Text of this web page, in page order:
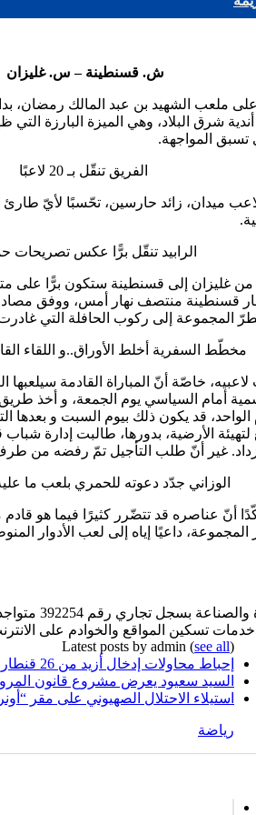
ش. قسنطينة – س. غليزان
تسبق المواجهة.
الفريق تنقّل بـ 20 لاعبًا
المدرّب، “شريف الوزاني”، التوجّه إلى قسنطينة بـ 20 لاعبًا،
الرابيد تنقّل برًّا عكس تصريحات
من غليزان إلى قسنطينة ستكون برًّا
منتصف نهار أمس، ووفق
المجموعة إلى ركوب الحافلة التي
مخطّط السفرية أخلط الأوراق..و اللقاء
خاصّة أنّ المباراة القادمة سيلعبها
و لعب مباراة رسمية أمام السياسي يوم
الواحد، قد يكون ذلك بيوم السبت و
الأرضية، بدورها، طالبت إدارة
غير أنّ طلب التأجيل تمّ رفضه من طرف
الوزاني جدّد دعوته للحمري بلعب ما
أنّ عناصره قد تتضّرر كثيرًا فيما هو
المجموعة، داعيًا إياه إلى لعب الأدوار
تسكين المواقع والخوادم على
Latest posts by admin (see all)
إحباط محاولات إدخال أزيد من 26 قنطارا من الكيف المعالج عبر الحدود مع المغرب خلال أسبوع
السيد سعيود يعرض مشروع قانون
استيلاء الاحتلال الصهيوني على مقر
رياضة